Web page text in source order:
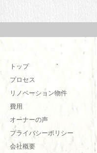
トップ
プロセス
リノベーション物件
費用
オーナーの声
プライバシーポリシー
会社概要